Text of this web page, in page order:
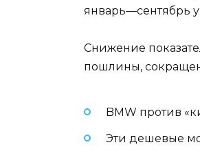
январь—сентябрь
Снижение
пошлины,
BMW против
Эти дешевые